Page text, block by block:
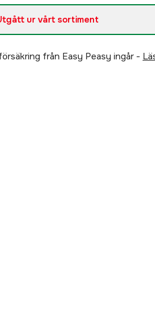
ur vårt sortiment
från Easy Peasy ingår -